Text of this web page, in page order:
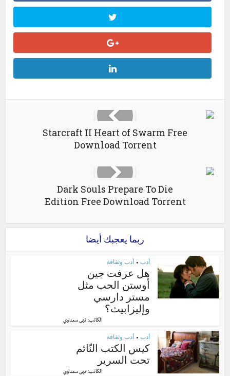
Starcraft II Heart of Swarm Free
Download Torrent
Dark Souls Prepare To Die
Edition Free Download Torrent
ربما يعجبك أيضا
أدب • أدب وثقافة
هل عرفت جين
أوستن الحب مثل
مستر دارسي
وإليزابيث؟
الكاتب: نهى سعداوي
أدب • أدب وثقافة
كيس الكتب النّائم
تحت السرير
الكاتب: نهى سعداوي